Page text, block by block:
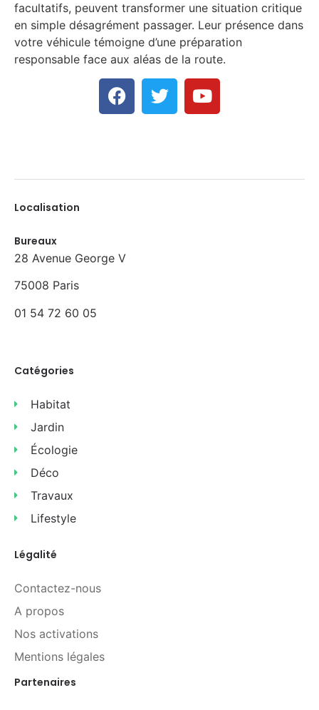
facultatifs, peuvent transformer une situation critique
en simple désagrément passager. Leur présence dans
votre véhicule témoigne d’une préparation
responsable face aux aléas de la route.
Localisation
Bureaux
28 Avenue George V
75008 Paris
01 54 72 60 05
Catégories
Habitat
Jardin
Écologie
Déco
Travaux
Lifestyle
Légalité
Contactez-nous
A propos
Nos activations
Mentions légales
Partenaires